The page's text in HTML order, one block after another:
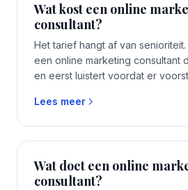
Wat kost een online
consultant?
Het tarief hangt af van
een online marketing consultant
en eerst luistert voordat er
Lees meer
Wat doet een online
consultant?